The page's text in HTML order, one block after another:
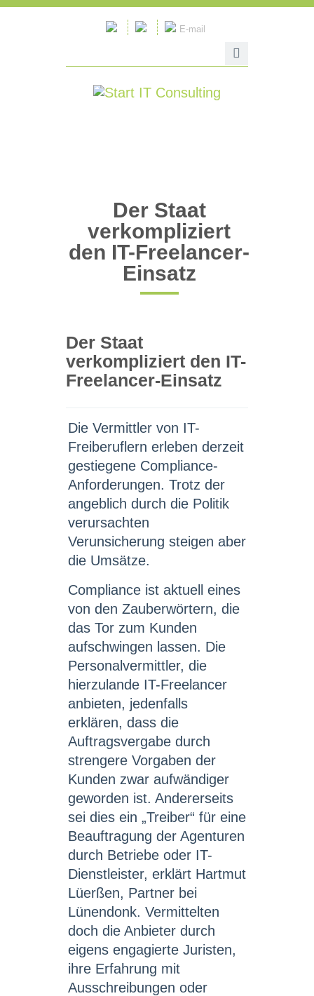
E-mail
Der Staat
verkompliziert
den IT-Freelancer-
Einsatz
Der Staat
verkompliziert den IT-
Freelancer-Einsatz
Die Vermittler von IT-
Freiberuflern erleben derzeit
gestiegene Compliance-
Anforderungen. Trotz der
angeblich durch die Politik
verursachten
Verunsicherung steigen aber
die Umsätze.
Compliance ist aktuell eines
von den Zauberwörtern, die
das Tor zum Kunden
aufschwingen lassen. Die
Personalvermittler, die
hierzulande IT-Freelancer
anbieten, jedenfalls
erklären, dass die
Auftragsvergabe durch
strengere Vorgaben der
Kunden zwar aufwändiger
geworden ist. Andererseits
sei dies ein „Treiber“ für eine
Beauftragung der Agenturen
durch Betriebe oder IT-
Dienstleister, erklärt Hartmut
Lüerßen, Partner bei
Lünendonk. Vermittelten
doch die Anbieter durch
eigens engagierte Juristen,
ihre Erfahrung mit
Ausschreibungen oder